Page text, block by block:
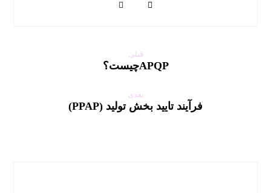
قبلی
APQPچیست؟
بعدی
فرآیند تایید بخش تولید (PPAP)